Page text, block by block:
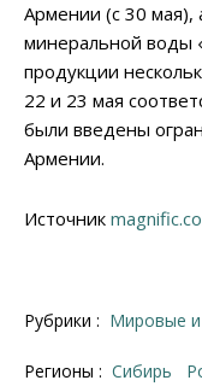
Армении (с 30 мая),
минеральной воды
продукции
22 и 23 мая
были введены
Армении.
Источник
Рубрики : Мировые
Регионы : Сибирь